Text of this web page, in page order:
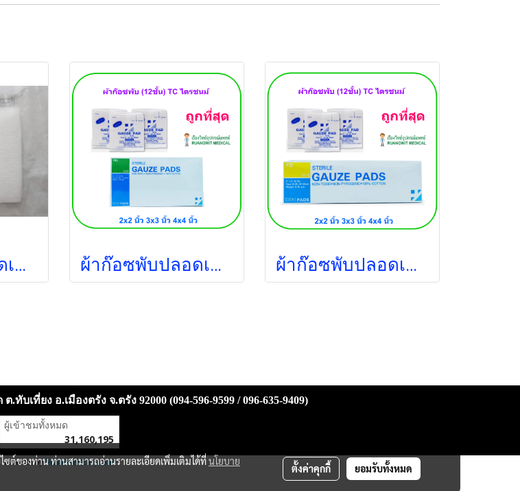
ผ้าก๊อซพับปลอดเชื้อ 4x4 นิ้ว (5ชิ้น/ซอง) (Thai Gauze) ผ้าก๊อซพับปลอดเชื้อ ไตรชนม์ 4x4 นิ้ว (1ซอง/กล่อง) (12ชั้น) ผ้าก๊อซพับปลอดเชื้อ ไตรชนม์ 2x2 นิ้ว (100ซอง/กล่อง) (12ชั้น) ยกกล่อง
บเที่ยง อ.เมืองตรัง จ.ตรัง 92000 (094-596-9599 / 096-635-9409)
ผู้เข้าชมวันนี้
Powered byMakeWebEasy.com
ต์ของท่าน ท่านสามารถอ่านรายละเอียดเพิ่มเติมได้ที่นโยบาย
ตั้งค่าคุกกี้ ยอมรับทั้งหมด